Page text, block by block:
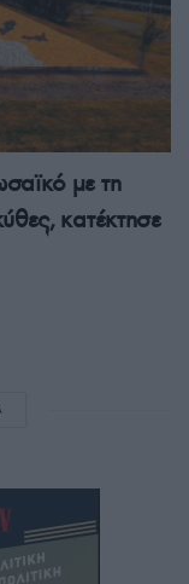
με τη
κατέκτησε